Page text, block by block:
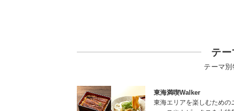
テ
テーマ別
東海満喫Walker
東海エリアを楽しむための